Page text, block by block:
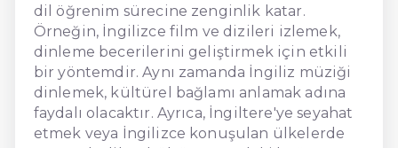
dil öğrenim sürecine zenginlik katar.
Örneğin, İngilizce film ve dizileri izlemek,
dinleme becerilerini geliştirmek için etkili
bir yöntemdir. Aynı zamanda İngiliz müziği
dinlemek, kültürel bağlamı anlamak adına
faydalı olacaktır. Ayrıca, İngiltere'ye seyahat
etmek veya İngilizce konuşulan ülkelerde